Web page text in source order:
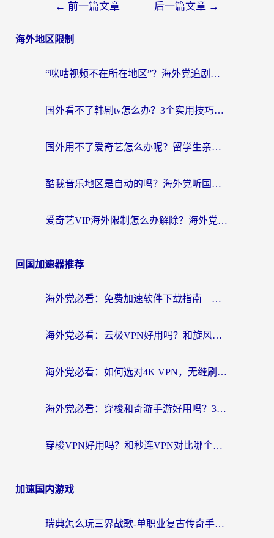
← 前一篇文章 后一篇文章 →
海外地区限制
“咪咕视频不在所在地区”？海外党追剧看片、炒股的救星来了！
国外看不了韩剧tv怎么办？3个实用技巧解决海外追剧难题（附书旗小说&社保查询攻略）
国外用不了爱奇艺怎么办呢？留学生亲测有效的回国加速方案
酷我音乐地区是自动的吗？海外党听国内音乐看视频的真实解决方案
爱奇艺VIP海外限制怎么办解除？海外党追剧看片的终极解决方案
回国加速器推荐
海外党必看：免费加速软件下载指南——无缝访问国内资源的正确打开方式
海外党必看：云极VPN好用吗？和旋风VPN对比哪个回国效果更好？附真实体验+选择攻略
海外党必看：如何选对4K VPN，无缝刷国内剧听网易云？
海外党必看：穿梭和奇游手游好用吗？3步选对回国加速器，流畅看CCTV5海外直播
穿梭VPN好用吗？和秒连VPN对比哪个回国效果更好？海外党亲测实用指南
加速国内游戏
瑞典怎么玩三界战歌-单职业复古传奇手游？海外党国服游戏加速终极指南